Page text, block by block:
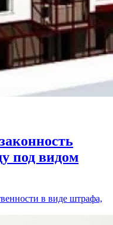
под видом
в виде штрафа,